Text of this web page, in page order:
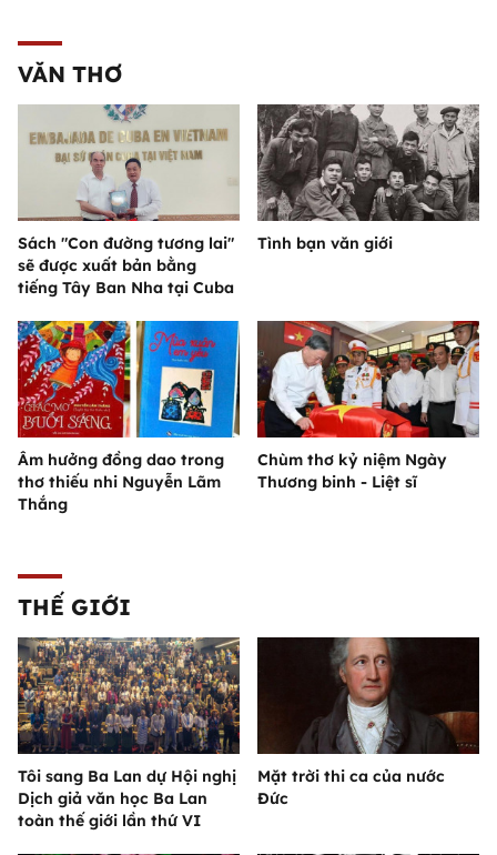
VĂN THƠ
Sách "Con đường tương lai"
sẽ được xuất bản bằng
tiếng Tây Ban Nha tại Cuba
Tình bạn văn giới
Âm hưởng đồng dao trong
thơ thiếu nhi Nguyễn Lãm
Thắng
Chùm thơ kỷ niệm Ngày
Thương binh - Liệt sĩ
THẾ GIỚI
Tôi sang Ba Lan dự Hội nghị
Dịch giả văn học Ba Lan
toàn thế giới lần thứ VI
Mặt trời thi ca của nước
Đức